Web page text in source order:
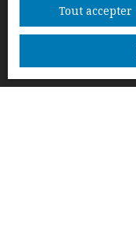
Tout accepter